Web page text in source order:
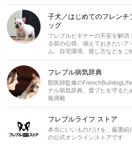
子犬／はじめてのフレンチ
ッグ
フレブルビギナーの不安を解消
る前の心得、揃えておきたいア
ム、自宅環境、接し方などをご
フレブル病気辞典
獣医師監修の
ナル病気辞典。愛ブヒを守るた
報満載
フレブルライフ ストア
本当にいいものだけを、厳選紹
の公式オンラインストアです